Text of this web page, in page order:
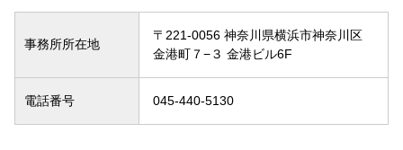
事務所所在地
〒221-0056 神奈川県横浜市神奈川区
金港町７−３ 金港ビル6F
電話番号 045-440-5130